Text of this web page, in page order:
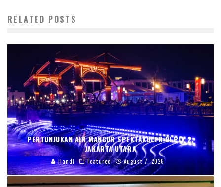
RELATED POSTS
PERTUNJUKAN AIR MANCUR SPEKTAKULER DI PIK 2,
JAKARTA UTARA
Handi Featured August 7, 2026